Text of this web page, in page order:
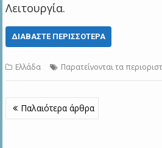
Λειτουργία.
ΔΙΑΒΆΣΤΕ ΠΕΡΙΣΣΌΤΕΡΑ
Ελλάδα Παρατείνονται τα
Πλοήγηση
άρθρων
Παλαιότερα άρθρα